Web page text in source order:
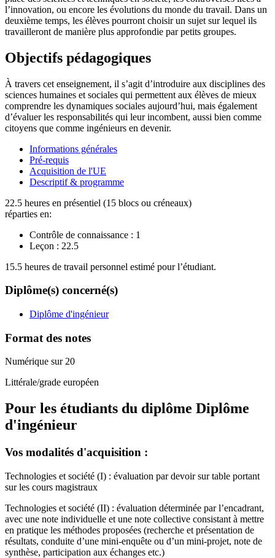
l’innovation, ou encore les évolutions du monde du travail. Dans un
deuxième temps, les élèves pourront choisir un sujet sur lequel ils
travailleront de manière plus approfondie par petits groupes.
Objectifs pédagogiques
À travers cet enseignement, il s’agit d’introduire aux disciplines des
sciences humaines et sociales qui permettent aux élèves de mieux
comprendre les dynamiques sociales aujourd’hui, mais également
d’évaluer les responsabilités qui leur incombent, aussi bien comme
citoyens que comme ingénieurs en devenir.
Informations générales
Pré-requis
Acquisition de l'UE
Descriptif & programme
22.5 heures en présentiel (15 blocs ou créneaux)
réparties en:
Contrôle de connaissance : 1
Leçon : 22.5
15.5 heures de travail personnel estimé pour l’étudiant.
Diplôme(s) concerné(s)
Diplôme d'ingénieur
Format des notes
Numérique sur 20
Littérale/grade européen
Pour les étudiants du diplôme Diplôme
d'ingénieur
Vos modalités d'acquisition :
Technologies et société (I) : évaluation par devoir sur table portant
sur les cours magistraux
Technologies et société (II) : évaluation déterminée par l’encadrant,
avec une note individuelle et une note collective consistant à mettre
en pratique les méthodes proposées (recherche et présentation de
résultats, conduite d’une mini-enquête ou d’un mini-projet, note de
synthèse, participation aux échanges etc.)